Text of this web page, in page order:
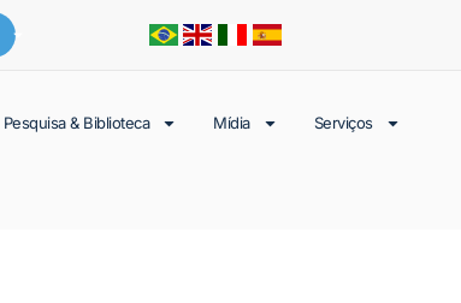
Pesquisa & Biblioteca Mídia Serviços